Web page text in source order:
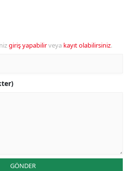
giriş yapabilirveya kayıt olabilirsiniz.
GÖNDER